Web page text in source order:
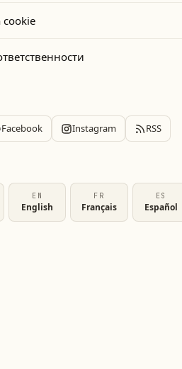
интереса со
сборных Португалии
билетов, особенно на
запланирована в Лос-
сети X отметил:
цена билета на
1200 долларов всего за
явный признак снижения
cookie
Facebook Instagram RSS
EN
English
FR
Français
ES
Español